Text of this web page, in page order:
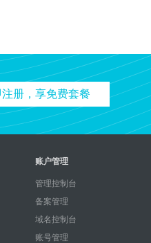
注册，享免费套餐
账户管理
管理控制台
备案管理
域名控制台
账号管理